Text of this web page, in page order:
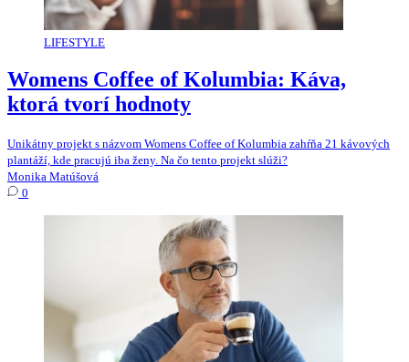
LIFESTYLE
Womens Coffee of Kolumbia: Káva,
ktorá tvorí hodnoty
Unikátny projekt s názvom Womens Coffee of Kolumbia zahŕňa 21 kávových
plantáží, kde pracujú iba ženy. Na čo tento projekt slúži?
Monika Matúšová
0